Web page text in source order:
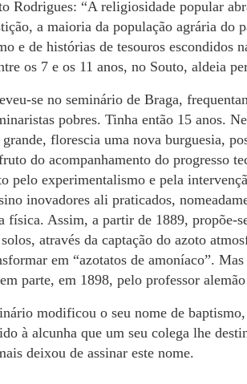
Rodrigues: “A religiosidade popular
a maioria da população agrária do
e de histórias de tesouros escondidos
os 7 e os 11 anos, no Souto, aldeia
se no seminário de Braga,
pobres. Tinha então 15 anos.
florescia uma nova burguesia,
do acompanhamento do progresso
pelo experimentalismo e pela
inovadores ali praticados,
física. Assim, a partir de 1889, propõe-
através da captação do azoto
em “azotatos de amoníaco”.
parte, em 1898, pelo professor
modificou o seu nome de
à alcunha que um seu colega lhe
deixou de assinar este nome.